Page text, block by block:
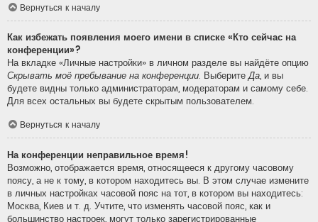
Вернуться к началу
Как избежать появления моего имени в списке «Кто сейчас на
конференции»?
На вкладке «Личные настройки» в личном разделе вы найдёте опцию
Скрывать моё пребывание на конференции. ВыберитеДа, и вы
будете видны только администраторам, модераторам и самому себе.
Для всех остальных вы будете скрытым пользователем.
Вернуться к началу
На конференции неправильное время!
Возможно, отображается время, относящееся к другому часовому
поясу, а не к тому, в котором находитесь вы. В этом случае измените
в личных настройках часовой пояс на тот, в котором вы находитесь:
Москва, Киев и т. д. Учтите, что изменять часовой пояс, как и
большинство настроек, могут только зарегистрированные